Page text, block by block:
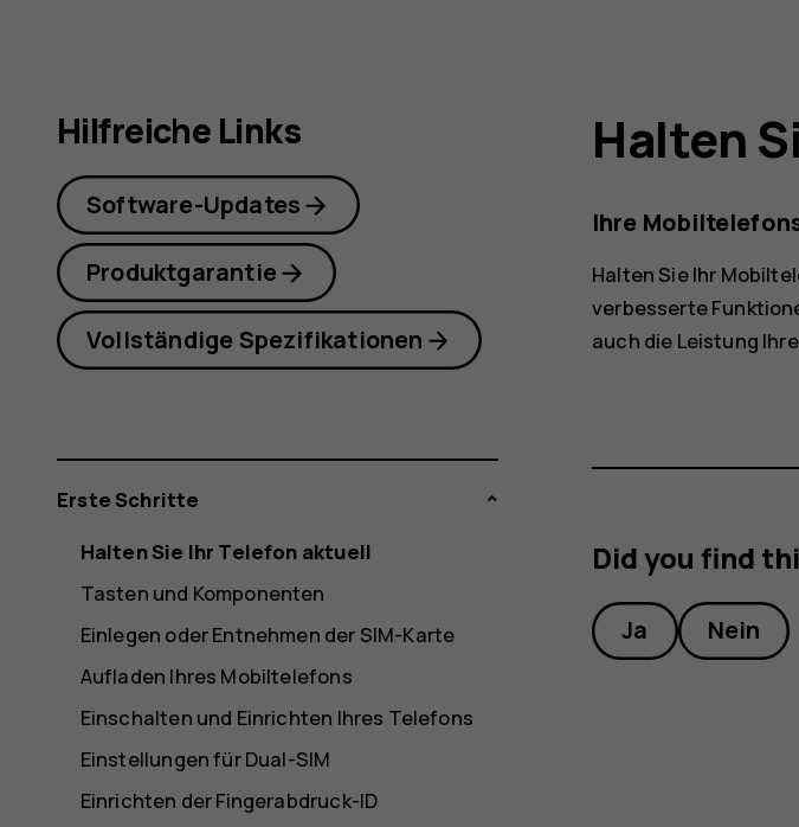
Halten
Ihre
Halten Sie Ihr
verbesserte
auch die Leistung
Did you find
Ja Nein
Hilfreiche Links
Software-Updates
Produktgarantie
Vollständige Spezifikationen
Erste Schritte
Halten Sie Ihr Telefon aktuell
Tasten und Komponenten
Einlegen oder Entnehmen der SIM-Karte
Aufladen Ihres Mobiltelefons
Einschalten und Einrichten Ihres Telefons
Einstellungen für Dual-SIM
Einrichten der Fingerabdruck-ID